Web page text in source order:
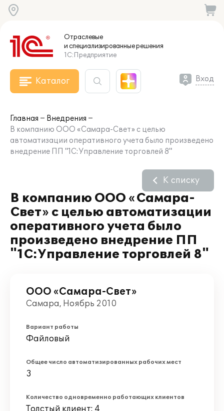
Отраслевые
и специализированныерешения
1С:Предприятие
Каталог Вход
Главная
Внедрения
В компанию ООО «Самара-Свет» с целью
автоматизации оперативного учета было произведено
внедрение ПП "1С:Управление торговлей 8"
В компанию ООО «Самара-
Свет» с целью автоматизации
оперативного учета было
произведено внедрение ПП
"1С:Управление торговлей 8"
К списку
ООО «Самара-Свет»
Самара, Ноябрь 2010
Вариант работы
Файловый
Общее число автоматизированных рабочих мест
3
Количество одновременно работающих клиентов
Толстый клиент: 4